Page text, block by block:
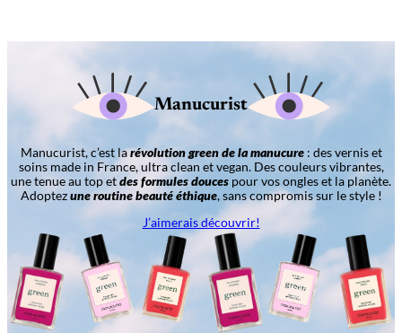
Manucurist
Manucurist, c’est larévolution green de la manucure: des vernis et
soins made in France, ultra clean et vegan. Des couleurs vibrantes,
une tenue au top etdes formules douces pour vos ongles et la planète.
Adoptezune routine beauté éthique, sans compromis sur le style !
J’aimerais découvrir!